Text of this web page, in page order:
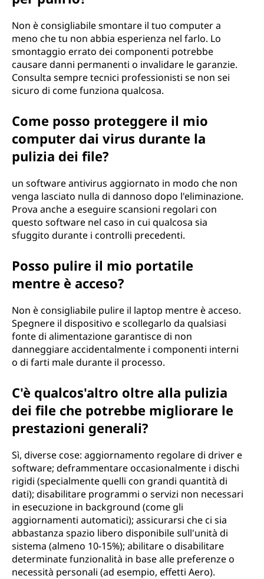
Non è consigliabile smontare il tuo computer a
meno che tu non abbia esperienza nel farlo. Lo
smontaggio errato dei componenti potrebbe
causare danni permanenti o invalidare le garanzie.
Consulta sempre tecnici professionisti se non sei
sicuro di come funziona qualcosa.
Come posso proteggere il mio
computer dai virus durante la
pulizia dei file?
un software antivirus aggiornato in modo che non
venga lasciato nulla di dannoso dopo l'eliminazione.
Prova anche a eseguire scansioni regolari con
questo software nel caso in cui qualcosa sia
sfuggito durante i controlli precedenti.
Posso pulire il mio portatile
mentre è acceso?
Non è consigliabile pulire il laptop mentre è acceso.
Spegnere il dispositivo e scollegarlo da qualsiasi
fonte di alimentazione garantisce di non
danneggiare accidentalmente i componenti interni
o di farti male durante il processo.
C'è qualcos'altro oltre alla pulizia
dei file che potrebbe migliorare le
prestazioni generali?
Sì, diverse cose: aggiornamento regolare di driver e
software; deframmentare occasionalmente i dischi
rigidi (specialmente quelli con grandi quantità di
dati); disabilitare programmi o servizi non necessari
in esecuzione in background (come gli
aggiornamenti automatici); assicurarsi che ci sia
abbastanza spazio libero disponibile sull'unità di
sistema (almeno 10-15%); abilitare o disabilitare
determinate funzionalità in base alle preferenze o
necessità personali (ad esempio, effetti Aero).